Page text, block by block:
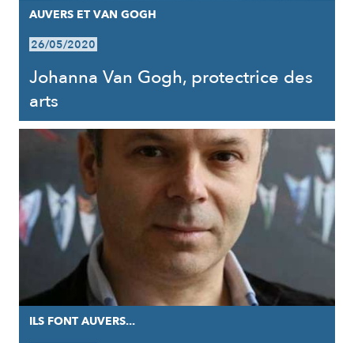
AUVERS ET VAN GOGH
26/05/2020
Johanna Van Gogh, protectrice des
arts
ILS FONT AUVERS...